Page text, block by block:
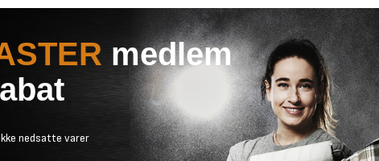
medlem
nedsatte varer